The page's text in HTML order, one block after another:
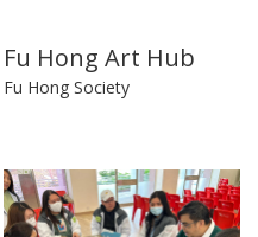
Fu Hong Art Hub
Fu Hong Society